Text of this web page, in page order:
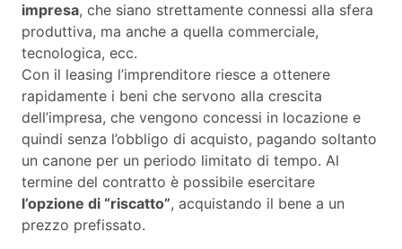
impresa, che siano strettamente connessi alla sfera
produttiva, ma anche a quella commerciale,
tecnologica, ecc.
Con il leasing l’imprenditore riesce a ottenere
rapidamente i beni che servono alla crescita
dell’impresa, che vengono concessi in locazione e
quindi senza l’obbligo di acquisto, pagando soltanto
un canone per un periodo limitato di tempo. Al
termine del contratto è possibile esercitare
l’opzione di “riscatto”, acquistando il bene a un
prezzo prefissato.